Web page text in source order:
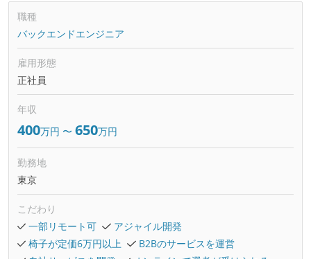
職種
バックエンドエンジニア
雇用形態
正社員
年収
400万円 〜 650万円
勤務地
東京
こだわり
一部リモート可
アジャイル開発
椅子が定価6万円以上
B2Bのサービスを運営